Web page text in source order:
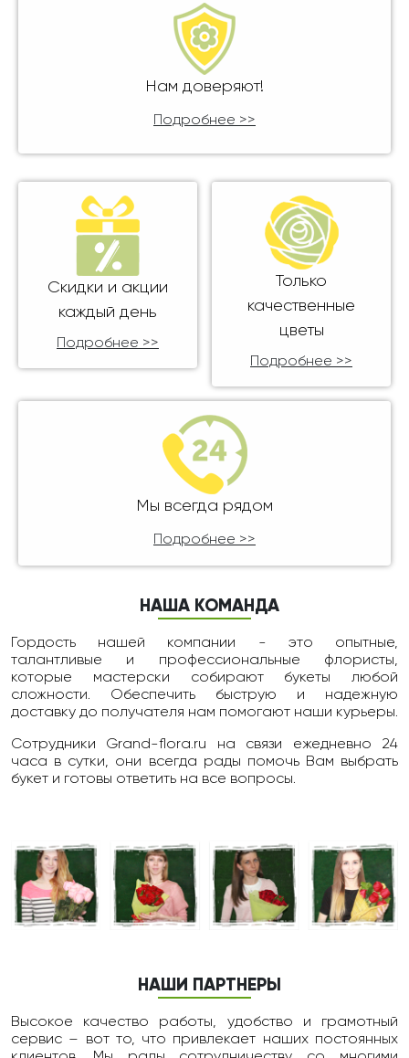
Нам доверяют!
Подробнее >>
Скидки и акции
каждый день
Подробнее >>
Только
качественные
цветы
Подробнее >>
Мы всегда рядом
Подробнее >>
НАША КОМАНДА
Гордость нашей компании - это опытные,
талантливые и профессиональные флористы,
которые мастерски собирают букеты любой
сложности. Обеспечить быструю и надежную
доставку до получателя нам помогают наши курьеры.
Сотрудники Grand-flora.ru на связи ежедневно 24
чаcа в сутки, они всегда рады помочь Вам выбрать
букет и готовы ответить на все вопросы.
НАШИ ПАРТНЕРЫ
Высокое качество работы, удобство и грамотный
сервис – вот то, что привлекает наших постоянных